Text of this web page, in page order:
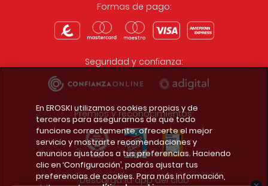
Formas de pago:
Seguridad y confianza:
Premios y reconocimientos:
Descarga la app del club
En EROSKI utilizamos cookies propias y de
terceros para asegurarnos de que todo
funcione correctamente, ofrecerte el mejor
servicio y mostrarte recomendaciones y
anuncios ajustados a tus preferencias. Haciendo
clic en ‘Configuración’, podrás ajustar tus
preferencias de cookies. Para más información,